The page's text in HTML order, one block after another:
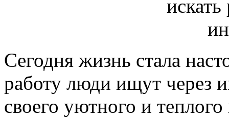
Сегодня жизнь стала
работу люди ищут через
своего уютного и